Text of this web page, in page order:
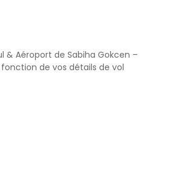
& Aéroport de Sabiha Gokcen –
de vos détails de vol